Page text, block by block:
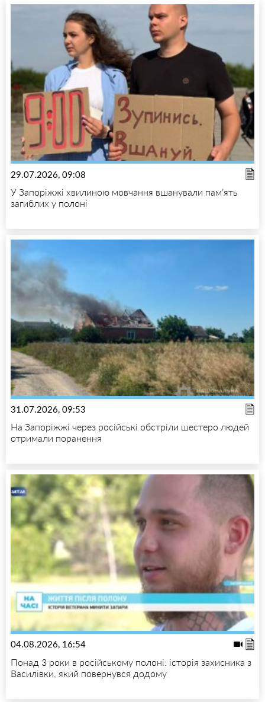
29.07.2026, 09:08
У Запоріжжі хвилиною мовчання вшанували пам’ять
загиблих у полоні
31.07.2026, 09:53
На Запоріжжі через російські обстріли шестеро людей
отримали поранення
04.08.2026, 16:54
Понад 3 роки в російському полоні: історія захисника з
Василівки, який повернувся додому